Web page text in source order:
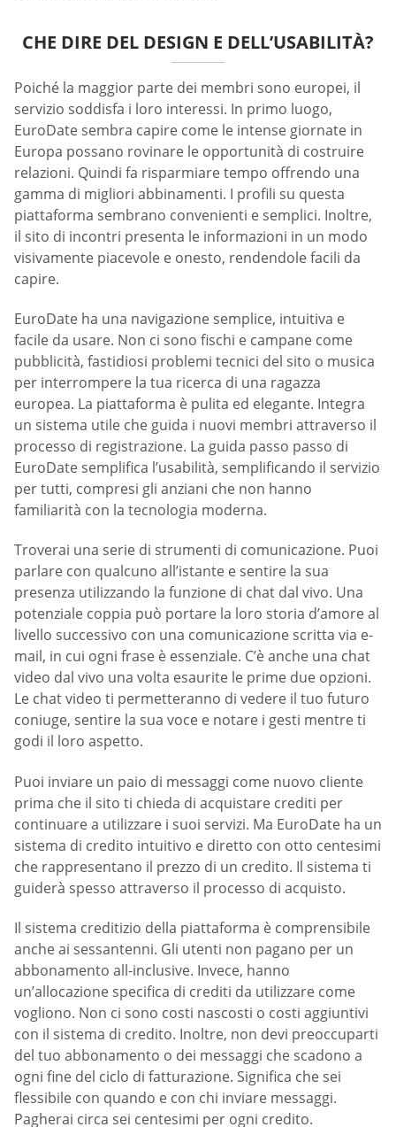
CHE DIRE DEL DESIGN E DELL’USABILITÀ?
Poiché la maggior parte dei membri sono europei, il
servizio soddisfa i loro interessi. In primo luogo,
EuroDate sembra capire come le intense giornate in
Europa possano rovinare le opportunità di costruire
relazioni. Quindi fa risparmiare tempo offrendo una
gamma di migliori abbinamenti. I profili su questa
piattaforma sembrano convenienti e semplici. Inoltre,
il sito di incontri presenta le informazioni in un modo
visivamente piacevole e onesto, rendendole facili da
capire.
EuroDate ha una navigazione semplice, intuitiva e
facile da usare. Non ci sono fischi e campane come
pubblicità, fastidiosi problemi tecnici del sito o musica
per interrompere la tua ricerca di una ragazza
europea. La piattaforma è pulita ed elegante. Integra
un sistema utile che guida i nuovi membri attraverso il
processo di registrazione. La guida passo passo di
EuroDate semplifica l’usabilità, semplificando il servizio
per tutti, compresi gli anziani che non hanno
familiarità con la tecnologia moderna.
Troverai una serie di strumenti di comunicazione. Puoi
parlare con qualcuno all’istante e sentire la sua
presenza utilizzando la funzione di chat dal vivo. Una
potenziale coppia può portare la loro storia d’amore al
livello successivo con una comunicazione scritta via e-
mail, in cui ogni frase è essenziale. C’è anche una chat
video dal vivo una volta esaurite le prime due opzioni.
Le chat video ti permetteranno di vedere il tuo futuro
coniuge, sentire la sua voce e notare i gesti mentre ti
godi il loro aspetto.
Puoi inviare un paio di messaggi come nuovo cliente
prima che il sito ti chieda di acquistare crediti per
continuare a utilizzare i suoi servizi. Ma EuroDate ha un
sistema di credito intuitivo e diretto con otto centesimi
che rappresentano il prezzo di un credito. Il sistema ti
guiderà spesso attraverso il processo di acquisto.
Il sistema creditizio della piattaforma è comprensibile
anche ai sessantenni. Gli utenti non pagano per un
abbonamento all-inclusive. Invece, hanno
un’allocazione specifica di crediti da utilizzare come
vogliono. Non ci sono costi nascosti o costi aggiuntivi
con il sistema di credito. Inoltre, non devi preoccuparti
del tuo abbonamento o dei messaggi che scadono a
ogni fine del ciclo di fatturazione. Significa che sei
flessibile con quando e con chi inviare messaggi.
Pagherai circa sei centesimi per ogni credito.